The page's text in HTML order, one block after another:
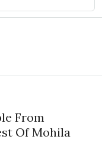
From
Of Mohila